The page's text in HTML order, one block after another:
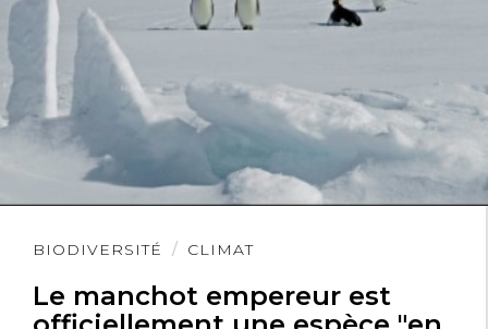
BIODIVERSITÉ CLIMAT
Le manchot empereur est
Lire